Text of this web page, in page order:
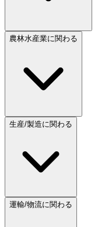
農林水産業に関わる
生産/製造に関わる
運輸/物流に関わる